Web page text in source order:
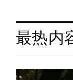
最热内